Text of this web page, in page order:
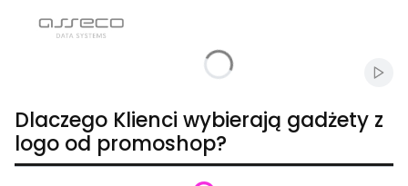
Dlaczego Klienci wybierają gadżety z
logo od promoshop?